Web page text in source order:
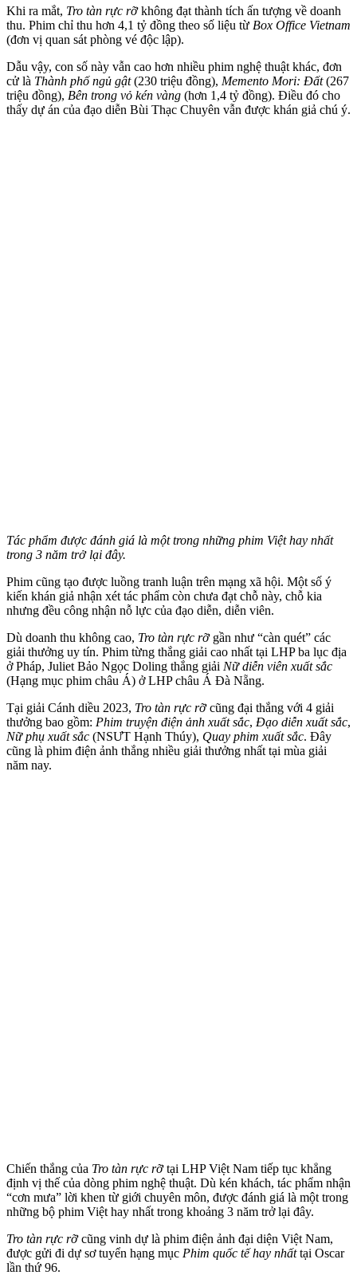
Khi ra mắt, Tro tàn rực rỡkhông đạt thành tích ấn tượng về doanh
thu. Phim chỉ thu hơn 4,1 tỷ đồng theo số liệu từ Box Office Vietnam
(đơn vị quan sát phòng vé độc lập).
Dẫu vậy, con số này vẫn cao hơn nhiều phim nghệ thuật khác, đơn
cử là Thành phố ngủ gật(230 triệu đồng), Memento Mori: Đất(267
triệu đồng), Bên trong vỏ kén vàng (hơn 1,4 tỷ đồng). Điều đó cho
thấy dự án của đạo diễn Bùi Thạc Chuyên vẫn được khán giả chú ý.
Tác phẩm được đánh giá là một trong những phim Việt hay nhất
trong 3 năm trở lại đây.
Phim cũng tạo được luồng tranh luận trên mạng xã hội. Một số ý
kiến khán giả nhận xét tác phẩm còn chưa đạt chỗ này, chỗ kia
nhưng đều công nhận nỗ lực của đạo diễn, diễn viên.
Dù doanh thu không cao, Tro tàn rực rỡgần như “càn quét” các
giải thưởng uy tín. Phim từng thắng giải cao nhất tại LHP ba lục địa
ở Pháp, Juliet Bảo Ngọc Doling thắng giải Nữ diễn viên xuất sắc
(Hạng mục phim châu Á) ở LHP châu Á Đà Nẵng.
Tại giải Cánh diều 2023, Tro tàn rực rỡcũng đại thắng với 4 giải
thưởng bao gồm: Phim truyện điện ảnh xuất sắc, Đạo diễn xuất sắc,
Nữ phụ xuất sắc (NSƯT Hạnh Thúy), Quay phim xuất sắc. Đây
cũng là phim điện ảnh thắng nhiều giải thưởng nhất tại mùa giải
năm nay.
Chiến thắng của Tro tàn rực rỡtại LHP Việt Nam tiếp tục khẳng
định vị thế của dòng phim nghệ thuật. Dù kén khách, tác phẩm nhận
“cơn mưa” lời khen từ giới chuyên môn, được đánh giá là một trong
những bộ phim Việt hay nhất trong khoảng 3 năm trở lại đây.
Tro tàn rực rỡcũng vinh dự là phim điện ảnh đại diện Việt Nam,
được gửi đi dự sơ tuyển hạng mục Phim quốc tế hay nhấttại Oscar
lần thứ 96.